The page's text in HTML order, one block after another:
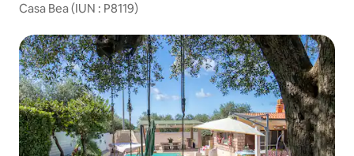
Casa Bea (IUN : P8119)